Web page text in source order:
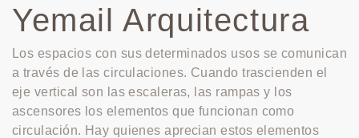
Yemail Arquitectura
Los espacios con sus determinados usos se comunican
a través de las circulaciones. Cuando trascienden el
eje vertical son las escaleras, las rampas y los
ascensores los elementos que funcionan como
circulación. Hay quienes aprecian estos elementos